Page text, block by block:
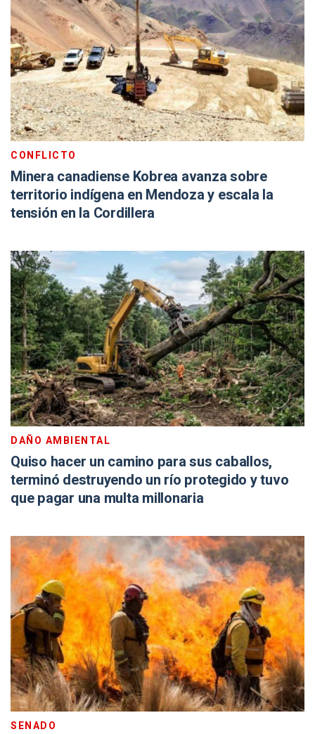
CONFLICTO
Minera canadiense Kobrea avanza sobre
territorio indígena en Mendoza y escala la
tensión en la Cordillera
DAÑO AMBIENTAL
Quiso hacer un camino para sus caballos,
terminó destruyendo un río protegido y tuvo
que pagar una multa millonaria
SENADO